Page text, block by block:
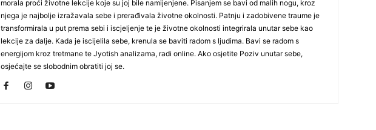
morala proći životne lekcije koje su joj bile namijenjene. Pisanjem se bavi od malih nogu, kroz
njega je najbolje izražavala sebe i prerađivala životne okolnosti. Patnju i zadobivene traume je
transformirala u put prema sebi i iscjeljenje te je životne okolnosti integrirala unutar sebe kao
lekcije za dalje. Kada je iscijelila sebe, krenula se baviti radom s ljudima. Bavi se radom s
energijom kroz tretmane te Jyotish analizama, radi online. Ako osjetite Poziv unutar sebe,
osjećajte se slobodnim obratiti joj se.